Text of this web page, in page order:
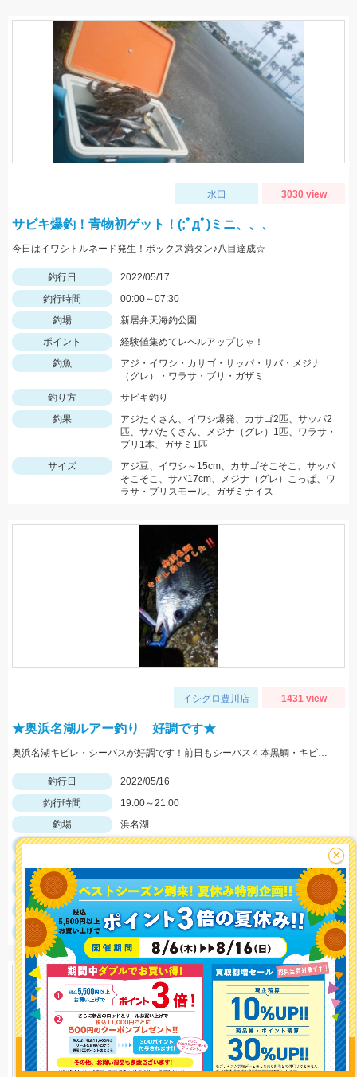
釣り情報を
投稿する
水口 3030 view
サビキ爆釣！青物初ゲット！(;ﾟдﾟ)ミニ、、、
今日はイワシトルネード発生！ボックス満タン♪八目達成☆
釣行日
2022/05/17
釣行時間
00:00～07:30
釣場
新居弁天海釣公園
ポイント
経験値集めてレベルアップじゃ！
釣魚
アジ・イワシ・カサゴ・サッパ・サバ・メジナ
（グレ）・ワラサ・ブリ・ガザミ
釣り方
サビキ釣り
釣果
アジたくさん、イワシ爆発、カサゴ2匹、サッパ2
匹、サバたくさん、メジナ（グレ）1匹、ワラサ・
ブリ1本、ガザミ1匹
サイズ
アジ豆、イワシ～15cm、カサゴそこそこ、サッパ
そこそこ、サバ17cm、メジナ（グレ）こっぱ、ワ
ラサ・ブリスモール、ガザミナイス
イシグロ豊川店 1431 view
★奥浜名湖ルアー釣り 好調です★
奥浜名湖キビレ・シーバスが好調です！前日もシーバス４本黒鯛・キビレ２本と釣果がありました！
釣行日
2022/05/16
釣行時間
19:00～21:00
釣場
浜名湖
ポイント
釣魚
キビレ
釣り方
クロダイルアー
釣果
キビレ１匹
サイズ
キビレ35cm
×